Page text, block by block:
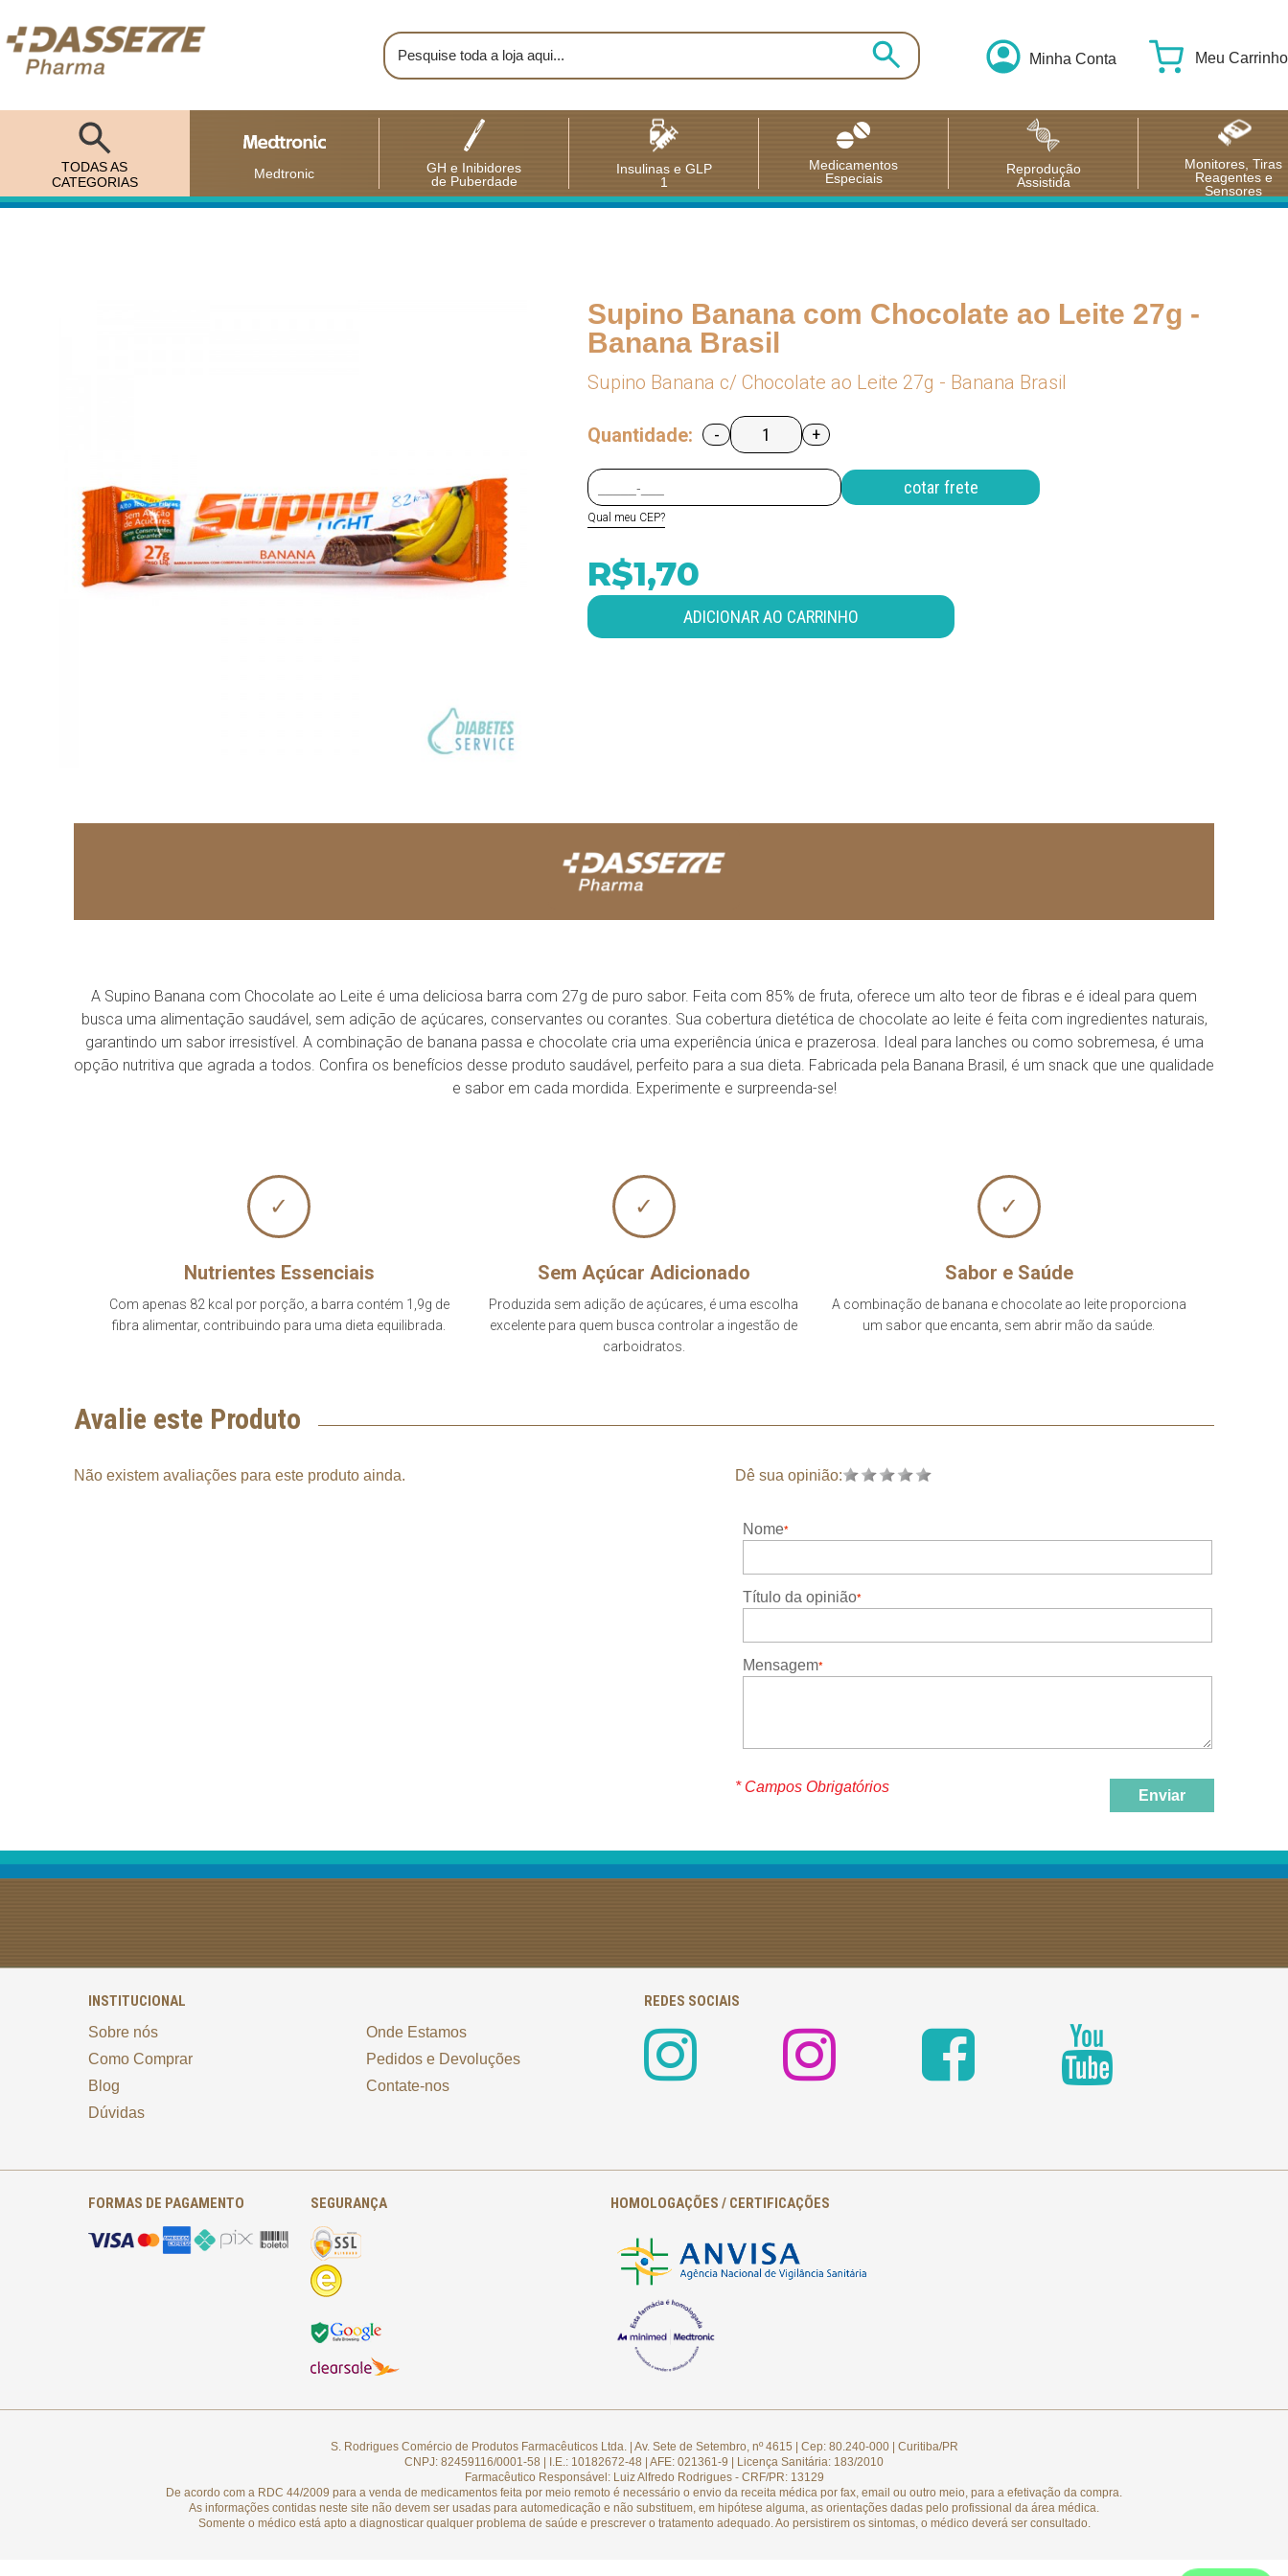
Minha Conta Meu Carrinho
TODAS AS
CATEGORIAS
Medtronic
GH e Inibidores
de Puberdade
Insulinas e GLP
1
Medicamentos
Especiais
Reprodução
Assistida
Monitores, Tiras
Reagentes e
Sensores
Supino Banana com Chocolate ao Leite 27g -
Banana Brasil
Supino Banana c/ Chocolate ao Leite 27g - Banana Brasil
Quantidade: - +
Qual meu CEP?
R$1,70
ADICIONAR AO CARRINHO
A Supino Banana com Chocolate ao Leite é uma deliciosa barra com 27g de puro sabor. Feita com 85% de fruta, oferece um alto teor de fibras e é ideal para quem
busca uma alimentação saudável, sem adição de açúcares, conservantes ou corantes. Sua cobertura dietética de chocolate ao leite é feita com ingredientes naturais,
garantindo um sabor irresistível. A combinação de banana passa e chocolate cria uma experiência única e prazerosa. Ideal para lanches ou como sobremesa, é uma
opção nutritiva que agrada a todos. Confira os benefícios desse produto saudável, perfeito para a sua dieta. Fabricada pela Banana Brasil, é um snack que une qualidade
e sabor em cada mordida. Experimente e surpreenda-se!
✓
Nutrientes Essenciais
Com apenas 82 kcal por porção, a barra contém 1,9g de
fibra alimentar, contribuindo para uma dieta equilibrada.
✓
Sem Açúcar Adicionado
Produzida sem adição de açúcares, é uma escolha
excelente para quem busca controlar a ingestão de
carboidratos.
✓
Sabor e Saúde
A combinação de banana e chocolate ao leite proporciona
um sabor que encanta, sem abrir mão da saúde.
Avalie este Produto
Não existem avaliações para este produto ainda. Dê sua opinião:
Nome
Título da opinião
Mensagem
* Campos Obrigatórios
Enviar
INSTITUCIONAL
Sobre nós
Como Comprar
Blog
Dúvidas
Onde Estamos
Pedidos e Devoluções
Contate-nos
REDES SOCIAIS
FORMAS DE PAGAMENTO SEGURANÇA HOMOLOGAÇÕES / CERTIFICAÇÕES
S. Rodrigues Comércio de Produtos Farmacêuticos Ltda. | Av. Sete de Setembro, nº 4615 | Cep: 80.240-000 | Curitiba/PR
CNPJ: 82459116/0001-58 | I.E.: 10182672-48 | AFE: 021361-9 | Licença Sanitária: 183/2010
Farmacêutico Responsável: Luiz Alfredo Rodrigues - CRF/PR: 13129
De acordo com a RDC 44/2009 para a venda de medicamentos feita por meio remoto é necessário o envio da receita médica por fax, email ou outro meio, para a efetivação da compra.
As informações contidas neste site não devem ser usadas para automedicação e não substituem, em hipótese alguma, as orientações dadas pelo profissional da área médica.
Somente o médico está apto a diagnosticar qualquer problema de saúde e prescrever o tratamento adequado. Ao persistirem os sintomas, o médico deverá ser consultado.